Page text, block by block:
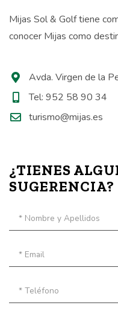
Mijas Sol & Golf tiene
conocer Mijas como
Avda. Virgen de la
Tel: 952 58 90 34
turismo@mijas.es
¿TIENES
SUGERENCIA?